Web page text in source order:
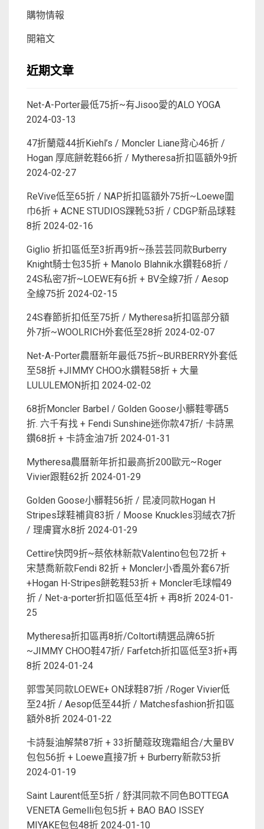
購物情報
開箱文
近期文章
Net-A-Porter最低75折~有Jisoo愛的ALO YOGA
2024-03-13
47折蘭蔻44折Kiehl’s / Moncler Liane背心46折 /
Hogan 厚底餅乾鞋66折 / Mytheresa折扣區額外9折
2024-02-27
ReVive低至65折 / NAP折扣區額外75折~Loewe圍
巾6折 + ACNE STUDIOS踝靴53折 / CDGP新品球鞋
8折 2024-02-16
Giglio 折扣區低至3折再9折~孫芸芸同款Burberry
Knight騎士包35折 + Manolo Blahnik水鑽鞋68折 /
24S私密7折~LOEWE有6折 + BV全線7折 / Aesop
全線75折 2024-02-15
24S春節折扣低至75折 / Mytheresa折扣區部分額
外7折~WOOLRICH外套低至28折 2024-02-07
Net-A-Porter農曆新年最低75折~BURBERRY外套低
至58折 +JIMMY CHOO水鑽鞋58折 + 大量
LULULEMON折扣 2024-02-02
68折Moncler Barbel / Golden Goose小髒鞋零碼5
折. 六千有找 + Fendi Sunshine迷你款47折/ 卡詩黑
鑽68折 + 卡詩金油7折 2024-01-31
Mytheresa農曆新年折扣最高折200歐元~Roger
Vivier跟鞋62折 2024-01-29
Golden Goose小髒鞋56折 / 昆凌同款Hogan H
Stripes球鞋補貨83折 / Moose Knuckles羽絨衣7折
/ 理膚寶水8折 2024-01-29
Cettire快閃9折~蔡依林新款Valentino包包72折 +
宋慧喬新款Fendi 82折 + Moncler小香風外套67折
+Hogan H-Stripes餅乾鞋53折 + Moncler毛球帽49
折 / Net-a-porter折扣區低至4折 + 再8折 2024-01-
25
Mytheresa折扣區再8折/Coltorti精選品牌65折
~JIMMY CHOO鞋47折/ Farfetch折扣區低至3折+再
8折 2024-01-24
郭雪芙同款LOEWE+ ON球鞋87折 /Roger Vivier低
至24折 / Aesop低至44折 / Matchesfashion折扣區
額外8折 2024-01-22
卡詩髮油解禁87折 + 33折蘭蔻玫瑰霜組合/大量BV
包包56折 + Loewe直接7折 + Burberry新款53折
2024-01-19
Saint Laurent低至5折 / 舒淇同款不同色BOTTEGA
VENETA Gemelli包包5折 + BAO BAO ISSEY
MIYAKE包包48折 2024-01-10